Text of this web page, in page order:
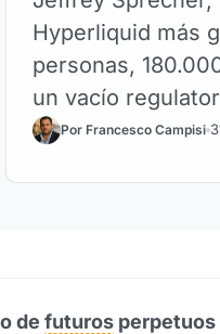
Hyperliquid más
personas,
un vacío
Por Francesco Campisi
de futuros perpetuos